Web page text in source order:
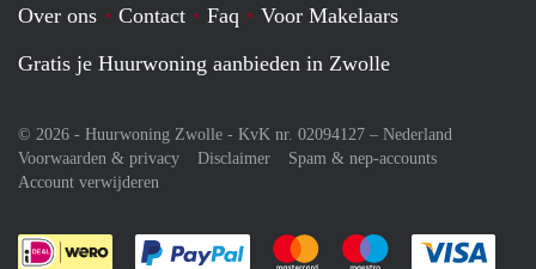
Over ons Contact Faq
Voor Makelaars
Gratis je Huurwoning aanbieden in Zwolle
© 2026 - Huurwoning Zwolle - KvK nr. 02094127 – Nederland
Voorwaarden & privacy
Disclaimer
Spam & nep-accounts
Account verwijderen
Je rekent gemakkelijk af met Paypal
Je rekent gemakkelijk af met
Je rekent